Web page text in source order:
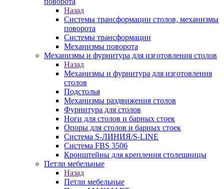
Назад
Системы трансформации столов, механизмы
поворота
Системы трансформации
Механизмы поворота
Механизмы и фурнитура для изготовления столов
Назад
Механизмы и фурнитура для изготовления
столов
Подстолья
Механизмы раздвижения столов
Фурнитура для столов
Ноги для столов и барных стоек
Опоры для столов и барных стоек
Система S-ЛИНИЯ/S-LINE
Система FBS 3506
Кронштейны для крепления столешницы
Петли мебельные
Назад
Петли мебельные